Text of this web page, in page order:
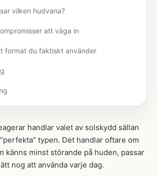
vilken hudvana?
att väga in
format du faktiskt använder
handlar valet av solskydd sällan
typen. Det handlar oftare om
känns minst störande på huden, passar
nog att använda varje dag.